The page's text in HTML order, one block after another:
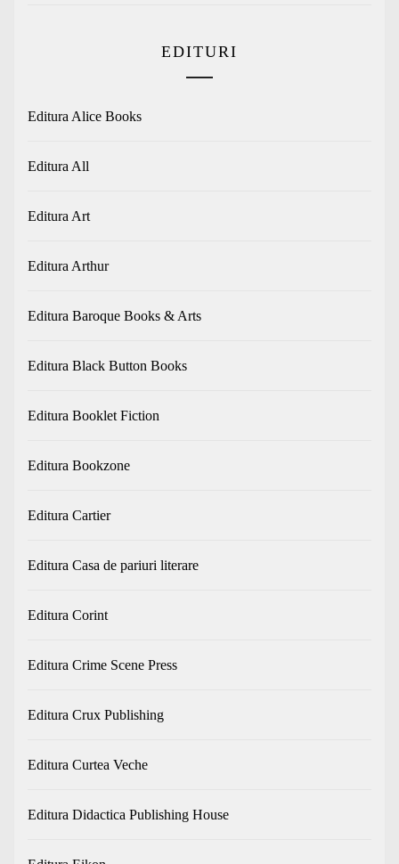
EDITURI
Editura Alice Books
Editura All
Editura Art
Editura Arthur
Editura Baroque Books & Arts
Editura Black Button Books
Editura Booklet Fiction
Editura Bookzone
Editura Cartier
Editura Casa de pariuri literare
Editura Corint
Editura Crime Scene Press
Editura Crux Publishing
Editura Curtea Veche
Editura Didactica Publishing House